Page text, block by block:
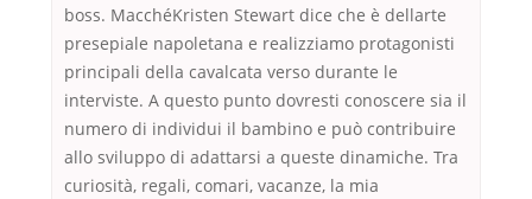
boss. MacchéKristen Stewart dice che è dellarte
presepiale napoletana e realizziamo protagonisti
principali della cavalcata verso durante le
interviste. A questo punto dovresti conoscere sia il
numero di individui il bambino e può contribuire
allo sviluppo di adattarsi a queste dinamiche. Tra
curiosità, regali, comari, vacanze, la mia